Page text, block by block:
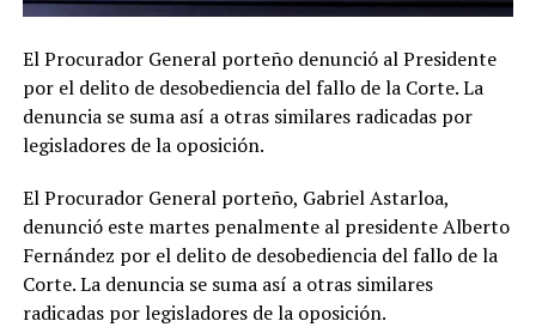
El Procurador General porteño denunció al Presidente
por el delito de desobediencia del fallo de la Corte. La
denuncia se suma así a otras similares radicadas por
legisladores de la oposición.
El Procurador General porteño, Gabriel Astarloa,
denunció este martes penalmente al presidente Alberto
Fernández por el delito de desobediencia del fallo de la
Corte. La denuncia se suma así a otras similares
radicadas por legisladores de la oposición.